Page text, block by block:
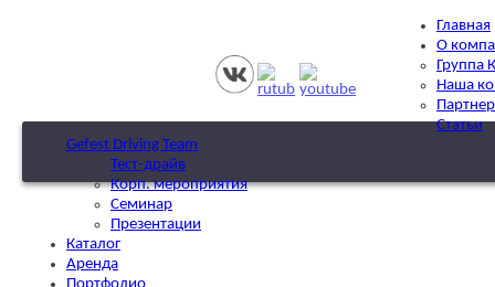
Главная
О
Группа
Наша
Статьи
Gefest Driving Team
Тест-драйв
Корп. мероприятия
Семинар
Презентации
Каталог
Аренда